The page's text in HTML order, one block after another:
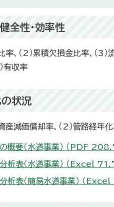
全性・効率性
率、（2）累積欠損金比率、（3
有収率
状況
産減価償却率、（2）管路経年
概要（水道事業） （PDF
析表（水道事業） （Excel
析表（簡易水道事業） （